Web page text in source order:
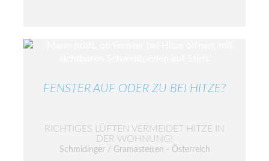
FENSTER AUF ODER ZU BEI HITZE?
RICHTIGES LÜFTEN VERMEIDET HITZE IN
DER WOHNUNG!
Schmidinger / Gramastetten - Österreich